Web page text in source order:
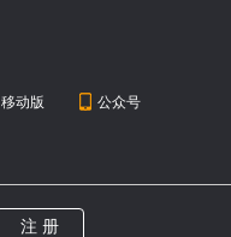
移动版 公众号
注 册